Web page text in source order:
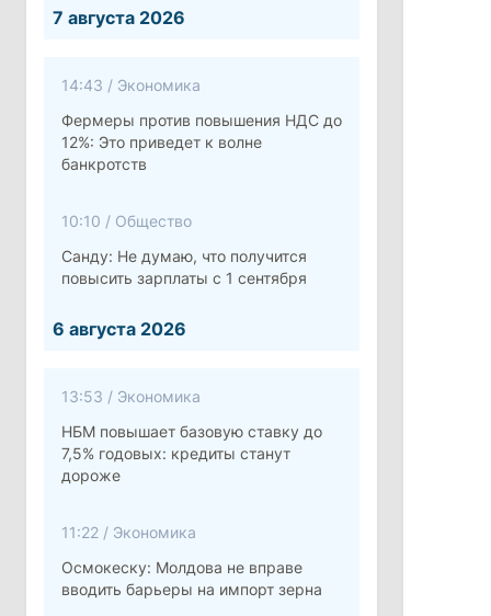
7 августа 2026
14:43 / Экономика
Фермеры против повышения НДС до
12%: Это приведет к волне
банкротств
10:10 / Общество
Санду: Не думаю, что получится
повысить зарплаты с 1 сентября
6 августа 2026
13:53 / Экономика
НБМ повышает базовую ставку до
7,5% годовых: кредиты станут
дороже
11:22 / Экономика
Осмокеску: Молдова не вправе
вводить барьеры на импорт зерна